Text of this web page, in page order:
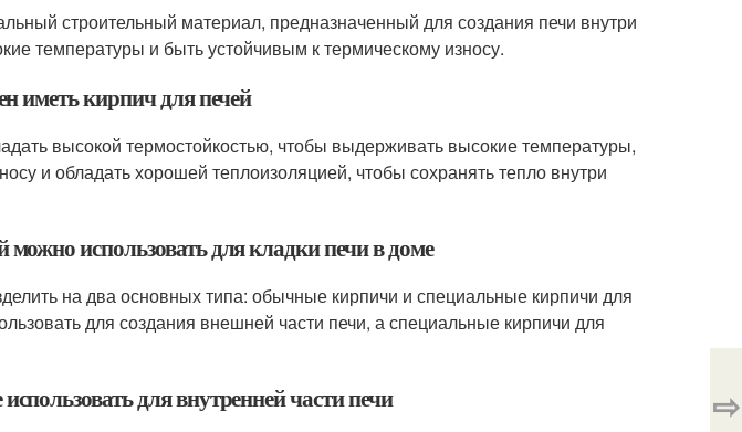
строительный материал, предназначенный для создания печи внутри
температуры и быть устойчивым к термическому износу.
иметь кирпич для печей
высокой термостойкостью, чтобы выдерживать высокие температуры,
и обладать хорошей теплоизоляцией, чтобы сохранять тепло внутри
использовать для кладки печи в доме
на два основных типа: обычные кирпичи и специальные кирпичи для
для создания внешней части печи, а специальные кирпичи для
для внутренней части печи ⇨